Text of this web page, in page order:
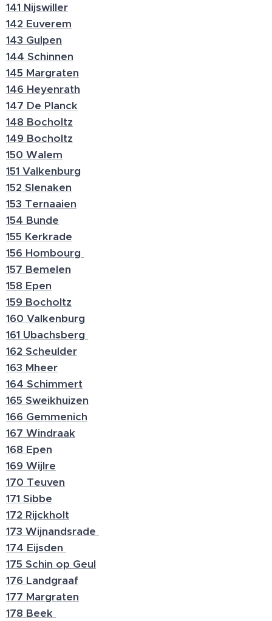
141 Nijswiller
142 Euverem
143 Gulpen
144 Schinnen
145 Margraten
146 Heyenrath
147 De Planck
148 Bocholtz
149 Bocholtz
150 Walem
151 Valkenburg
152 Slenaken
153 Ternaaien
154 Bunde
155 Kerkrade
156 Hombourg
157 Bemelen
158 Epen
159 Bocholtz
160 Valkenburg
161 Ubachsberg
162 Scheulder
163 Mheer
164 Schimmert
165 Sweikhuizen
166 Gemmenich
167 Windraak
168 Epen
169 Wijlre
170 Teuven
171 Sibbe
172 Rijckholt
173 Wijnandsrade
174 Eijsden
175 Schin op Geul
176 Landgraaf
177 Margraten
178 Beek